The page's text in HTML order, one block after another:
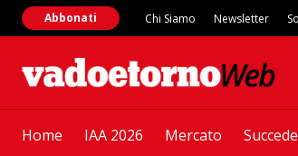
Home IAA 2026 Mercato
Abbonati Chi Siamo Newsletter